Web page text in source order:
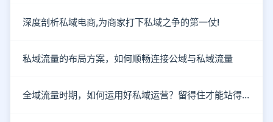
深度剖析私域电商,为商家打下私域之争的第一仗!
私域流量的布局方案，如何顺畅连接公域与私域流量
全域流量时期，如何运用好私域运营？留得住才能站得住！